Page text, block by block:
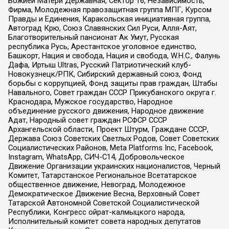
Фирма, Молодежная правозащитная группа МПГ, Курсом
Правды и Единения, Каракольская инициативная группа,
Автоград Крю, Союз Славянских Сил Руси, Алля-Аят,
Благотворительный пансионат Ак Умут, Русская
республика Русь, Арестантское уголовное единство,
Башкорт, Нация и свобода, Нация и свобода, W.H.С., Фалунь
Дафа, Иртыш Ultras, Русский Патриотический клуб-
Новокузнецк/РПК, Сибирский державный союз, Фонд
борьбы с коррупцией, Фонд защиты прав граждан, Штабы
Навального, Совет граждан СССР Прикубанского округа г.
Краснодара, Мужское государство, Народное
объединение русского движения, Народное движение
Адат, Народный совет граждан РСФСР СССР
Архангельской области, Проект Штурм, Граждане СССР,
Держава Союз Советских Светлых Родов, Совет Советских
Социалистических Районов, Meta Platforms Inc, Facebook,
Instagram, WhatsApp, СИЧ-С14, Добровольческое
Движение Организации украинских националистов, Черный
Комитет, Татарстанское Региональное Всетатарское
общественное движение, Невоград, Молодежное
Демократическое Движение Весна, Верховный Совет
Татарской Автономной Советской Социалистической
Республики, Конгресс ойрат-калмыцкого народа,
Исполнительный комитет совета народных депутатов